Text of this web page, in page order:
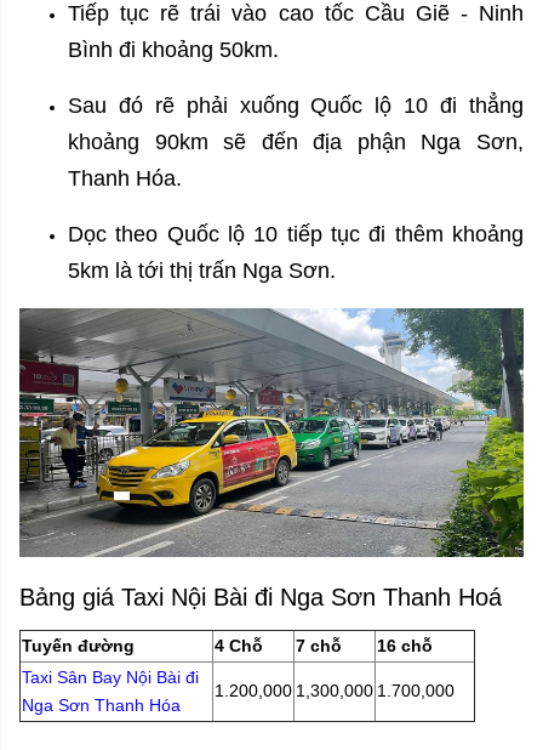
Tiếp tục rẽ trái vào cao tốc Cầu Giẽ - Ninh
Bình đi khoảng 50km.
Sau đó rẽ phải xuống Quốc lộ 10 đi thẳng
khoảng 90km sẽ đến địa phận Nga Sơn,
Thanh Hóa.
Dọc theo Quốc lộ 10 tiếp tục đi thêm khoảng
5km là tới thị trấn Nga Sơn.
Bảng giá Taxi Nội Bài đi Nga Sơn Thanh Hoá
Tuyến đường 4 Chỗ 7 chỗ
16 chỗ
Taxi Sân Bay Nội Bài đi
Nga Sơn Thanh Hóa
1.200,000 1,300,000 1.700,000